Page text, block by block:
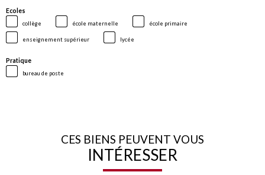
Ecoles
collège école maternelle école primaire
enseignement supérieur lycée
Pratique
bureau de poste
CES BIENS PEUVENT VOUS
INTÉRESSER